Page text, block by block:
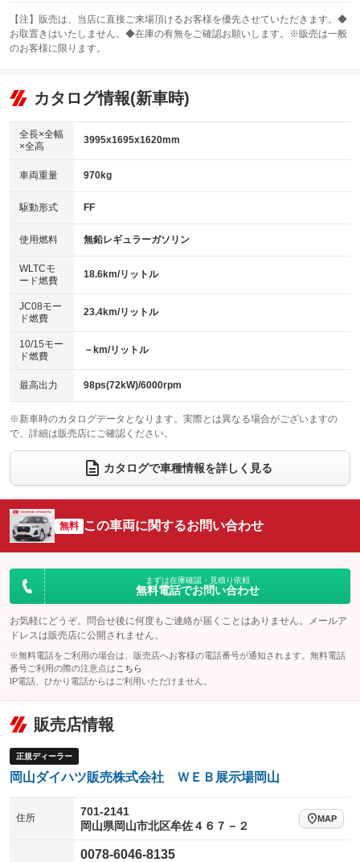
：装備なし
サンルーフ
：装備なし ABS
リフトアップ
：装備なし
：装備なし
パワーウィンドウ
アイドリングストップ
：装備あり
USB入力端子
：装備あり
100V電源
：装備なし
センターデフロック
：装備なし
電動格納ミラー
：装備あり
カーナビ
：装備なし
TV
：装備なし
ビジュアル
：装備なし
：装備なし
革シート
キーレス
HID(キセノンライト)
：装備なし
バックカメラ
：装備なし
エアロ
：装備なし
：装備なし
パワーシート
ベンチシート
：装備なし
チップアップシート
：装備なし
：装備なし ：装備なし
ウォークスルー
：装備なし
電動リアゲート フロントカメラ
：装備なし
：装備なし ：装備なし
サイドカメラ
：装備なし ルーフレール
：装備なし
：装備なし
：装備なし
【注】販売は、当店に直接ご来場頂けるお客様を優先させていただきます。◆
お取置きはいたしません。◆在庫の有無をご確認お願いします。※販売は一般
のお客様に限ります。
カタログ情報(新車時)
全長×全幅
×全高
3995x1695x1620mm
車両重量 970kg
駆動形式 FF
使用燃料 無鉛レギュラーガソリン
WLTCモ
ード燃費
18.6km/リットル
JC08モー
ド燃費
23.4km/リットル
10/15モー
ド燃費
－km/リットル
最高出力 98ps(72kW)/6000rpm
※新車時のカタログデータとなります。実際とは異なる場合がございますの
で、詳細は販売店にご確認ください。
カタログで車種情報を詳しく見る
無料 この車両に関するお問い合わせ
まずは在庫確認・見積り依頼
無料電話でお問い合わせ
お気軽にどうぞ。問合せ後に何度もご連絡が届くことはありません。メールア
ドレスは販売店に公開されません。
※無料電話をご利用の場合は、販売店へお客様の電話番号が通知されます。無料電話
番号ご利用の際の注意点は こちら
IP電話、ひかり電話からはご利用いただけません。
販売店情報
正規ディーラー
岡山ダイハツ販売株式会社 ＷＥＢ展示場岡山
住所
701-2141
岡山県岡山市北区牟佐４６７－２
MAP
0078-6046-8135